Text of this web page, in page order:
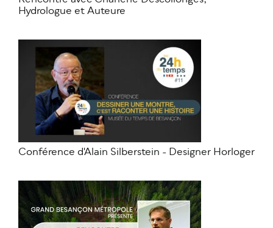
Hydrologue et Auteure
Conférence d'Alain Silberstein - Designer Horloger